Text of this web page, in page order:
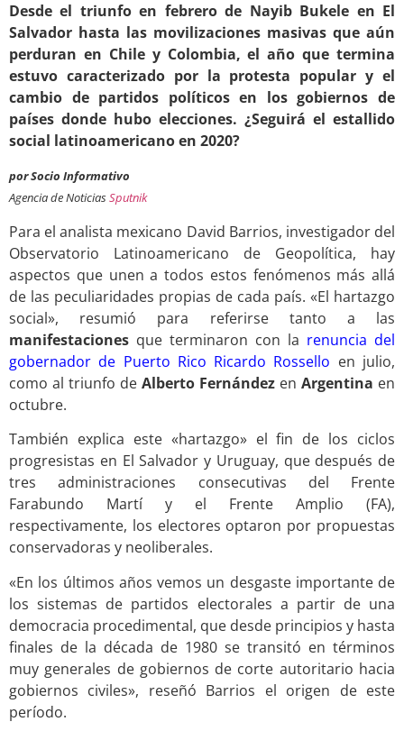
Desde el triunfo en febrero de Nayib Bukele en El
Salvador hasta las movilizaciones masivas que aún
perduran en Chile y Colombia, el año que termina
estuvo caracterizado por la protesta popular y el
cambio de partidos políticos en los gobiernos de
países donde hubo elecciones. ¿Seguirá el estallido
social latinoamericano en 2020?
por Socio Informativo
Agencia de NoticiasSputnik
Para el analista mexicano David Barrios, investigador del
Observatorio Latinoamericano de Geopolítica, hay
aspectos que unen a todos estos fenómenos más allá
de las peculiaridades propias de cada país. «El hartazgo
social», resumió para referirse tanto a las
manifestaciones que terminaron con la renuncia del
gobernador de Puerto Rico Ricardo Rossello en julio,
como al triunfo de Alberto Fernández en Argentina en
octubre.
También explica este «hartazgo» el fin de los ciclos
progresistas en El Salvador y Uruguay, que después de
tres administraciones consecutivas del Frente
Farabundo Martí y el Frente Amplio (FA),
respectivamente, los electores optaron por propuestas
conservadoras y neoliberales.
«En los últimos años vemos un desgaste importante de
los sistemas de partidos electorales a partir de una
democracia procedimental, que desde principios y hasta
finales de la década de 1980 se transitó en términos
muy generales de gobiernos de corte autoritario hacia
gobiernos civiles», reseñó Barrios el origen de este
período.